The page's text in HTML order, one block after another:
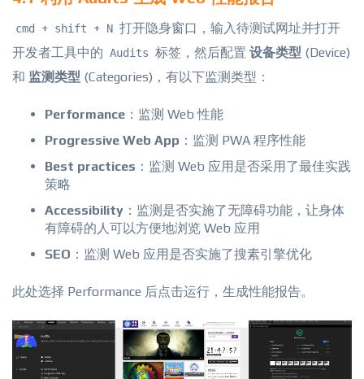
cmd + shift + N 打开隐身窗口，输入待测试网址并打开
开发者工具中的 Audits 标签，然后配置 设备类型 (Device)
和 监测类型 (Categories)，有以下监测类型：
Performance ：监测 Web 性能
Progressive Web App ：监测 PWA 程序性能
Best practices ：监测 Web 应用是否采用了最佳实践
策略
Accessibility ：监测是否实施了无障碍功能，让身体
有障碍的人可以方便地浏览 Web 应用
SEO ：监测 Web 应用是否实施了搜素引擎优化
此处选择 Performance 后点击运行，生成性能报告。